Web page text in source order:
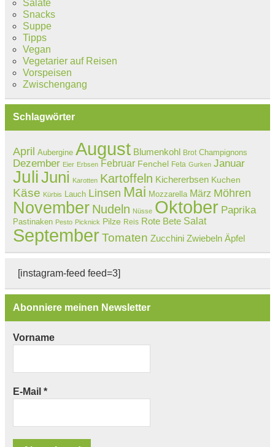
Salate
Snacks
Suppe
Tipps
Vegan
Vegetarier auf Reisen
Vorspeisen
Zwischengang
Schlagwörter
April Aubergine August Blumenkohl Brot Champignons
Dezember Eier Erbsen Februar Fenchel Feta Gurken Januar
JuliJuni Karotten Kartoffeln Kichererbsen Kuchen
Käse Kürbis Lauch Linsen Mai Mozzarella März Möhren
November Nudeln Nüsse Oktober Paprika
Pastinaken Pesto Picknick Pilze Reis Rote Bete Salat
September Tomaten Zucchini Zwiebeln Äpfel
[instagram-feed feed=3]
Abonniere meinen Newsletter
Vorname
E-Mail *